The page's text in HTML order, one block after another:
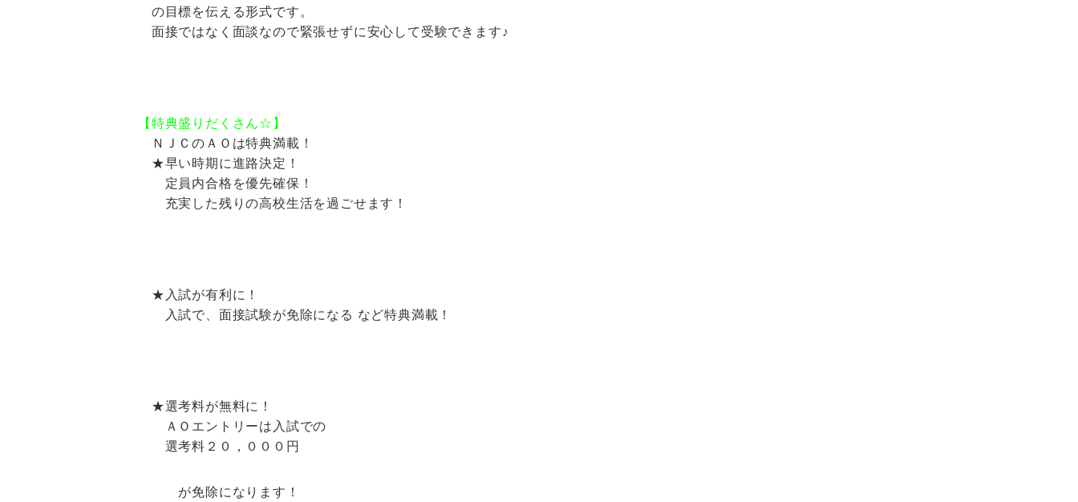
の目標を伝える形式です。
面接ではなく面談なので緊張せずに安心して受験できます♪
【特典盛りだくさん☆】
ＮＪＣのＡＯは特典満載！
★早い時期に進路決定！
定員内合格を優先確保！
充実した残りの高校生活を過ごせます！
★入試が有利に！
入試で、面接試験が免除になる など特典満載！
★選考料が無料に！
ＡＯ エントリーは入試での
選考料２０，０００円
が免除になります！